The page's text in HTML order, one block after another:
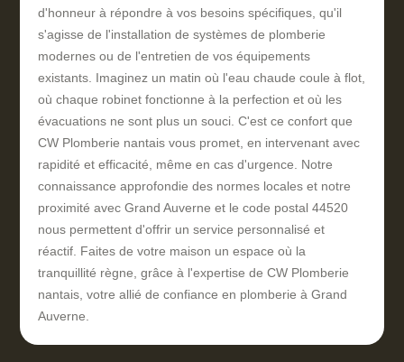
d'honneur à répondre à vos besoins spécifiques, qu'il
s'agisse de l'installation de systèmes de plomberie
modernes ou de l'entretien de vos équipements
existants. Imaginez un matin où l'eau chaude coule à flot,
où chaque robinet fonctionne à la perfection et où les
évacuations ne sont plus un souci. C'est ce confort que
CW Plomberie nantais vous promet, en intervenant avec
rapidité et efficacité, même en cas d'urgence. Notre
connaissance approfondie des normes locales et notre
proximité avec Grand Auverne et le code postal 44520
nous permettent d'offrir un service personnalisé et
réactif. Faites de votre maison un espace où la
tranquillité règne, grâce à l'expertise de CW Plomberie
nantais, votre allié de confiance en plomberie à Grand
Auverne.